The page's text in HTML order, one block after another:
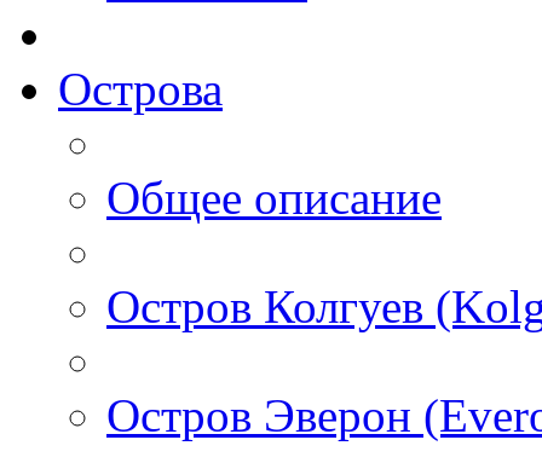
Острова
Общее описание
Остров Колгуев
Остров Эверон